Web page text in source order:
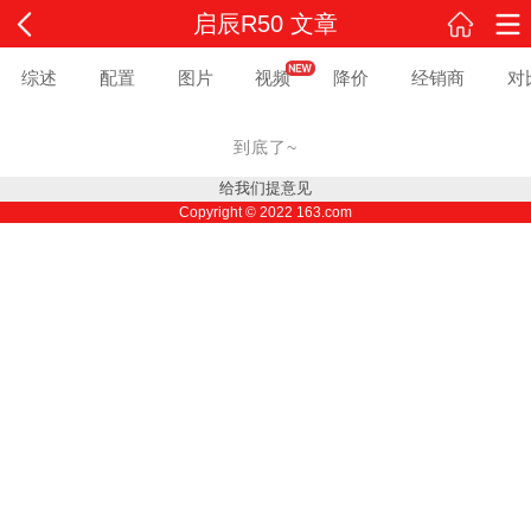
启辰R50 文章
综述 配置 图片 视频 降价 经销商 对
到底了~
给我们提意见
Copyright © 2022 163.com